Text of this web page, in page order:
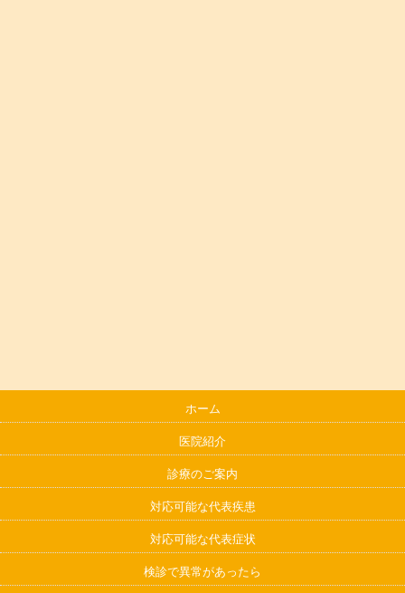
ホーム
医院紹介
診療のご案内
対応可能な代表疾患
対応可能な代表症状
検診で異常があったら